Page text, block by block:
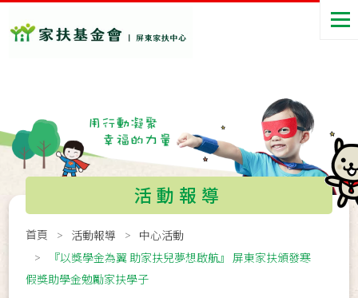
活動報導
首頁 活動報導
中心活動
『以獎學金為翼 助家扶兒夢想啟航』 屏東家扶頒發寒
假獎助學金勉勵家扶學子